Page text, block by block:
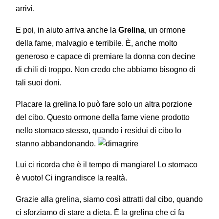
arrivi.
E poi, in aiuto arriva anche la Grelina, un ormone
della fame, malvagio e terribile. È, anche molto
generoso e capace di premiare la donna con decine
di chili di troppo. Non credo che abbiamo bisogno di
tali suoi doni.
Placare la grelina lo può fare solo un altra porzione
del cibo. Questo ormone della fame viene prodotto
nello stomaco stesso, quando i residui di cibo lo
stanno abbandonando.
Lui ci ricorda che è il tempo di mangiare! Lo stomaco
è vuoto! Ci ingrandisce la realtà.
Grazie alla grelina, siamo così attratti dal cibo, quando
ci sforziamo di stare a dieta. È la grelina che ci fa